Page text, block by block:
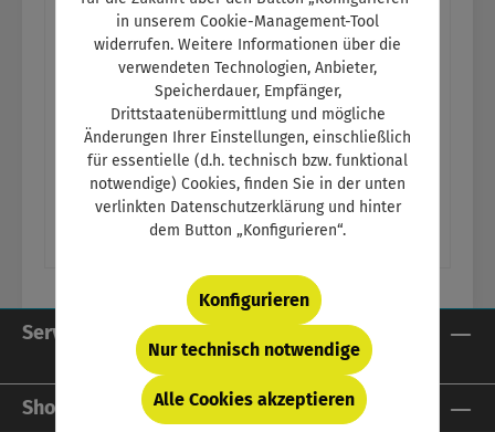
Management im Kfz-
Betrieb
Varianten ab 47,84 €
Regulärer Preis:
59,80 €
Service-Hotline
Shop Service
in unserem Cookie-Management-Tool
widerrufen. Weitere Informationen über die
verwendeten Technologien, Anbieter,
Speicherdauer, Empfänger,
Drittstaatenübermittlung und mögliche
Änderungen Ihrer Einstellungen, einschließlich
für essentielle (d.h. technisch bzw. funktional
notwendige) Cookies, finden Sie in der unten
verlinkten Datenschutzerklärung und hinter
dem Button „Konfigurieren“.
Nur technisch notwendige
Konfigurieren
Alle Cookies akzeptieren